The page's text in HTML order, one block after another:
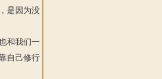
是因为没
和我们一
自己修行